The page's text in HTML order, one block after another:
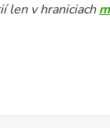
len v hraniciach